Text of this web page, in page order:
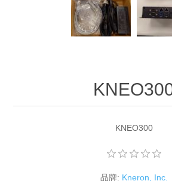
KNEO300
品牌: Kneron, Inc.